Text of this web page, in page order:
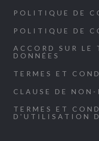
POLITIQUE DE
POLITIQUE DE
ACCORD SUR LE
DONNÉES
TERMES ET
CLAUSE DE
TERMES ET
D'UTILISATION